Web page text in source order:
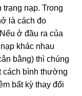
nạp. Trong
là cách đo
ở đầu ra của
khác nhau
bằng) thì chúng
cách bình thường
bất kỳ thay đổi